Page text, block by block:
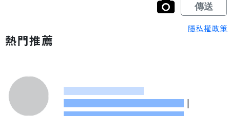
隱私權政策
熱門推薦
|